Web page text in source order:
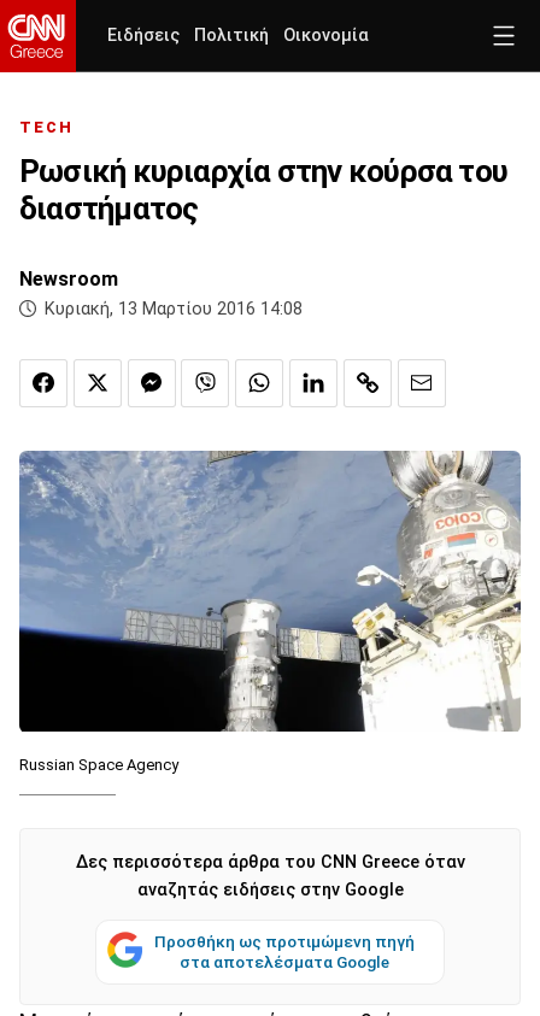
Ειδήσεις Πολιτική Οικονομία
TECH
Ρωσική κυριαρχία στην κούρσα του
διαστήματος
Newsroom
Κυριακή, 13 Μαρτίου 2016 14:08
Russian Space Agency
Δες περισσότερα άρθρα του CNN Greece όταν
αναζητάς ειδήσεις στην Google
Προσθήκη ως προτιμώμενη πηγή
στα αποτελέσματα Google